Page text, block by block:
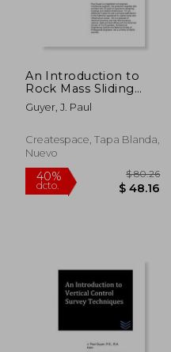
$ 48.16
An Introduction to
Rock Mass Sliding
and Cut Slope
Stability (en Inglés)
Guyer, J. Paul
Createspace, Tapa Blanda,
Nuevo